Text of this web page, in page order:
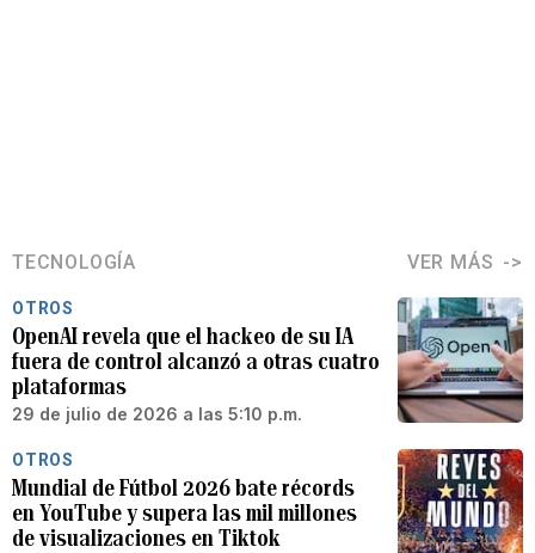
TECNOLOGÍA VER MÁS
OTROS
OpenAI revela que el hackeo de su IA
fuera de control alcanzó a otras cuatro
plataformas
29 de julio de 2026 a las 5:10 p.m.
OTROS
Mundial de Fútbol 2026 bate récords
en YouTube y supera las mil millones
de visualizaciones en Tiktok